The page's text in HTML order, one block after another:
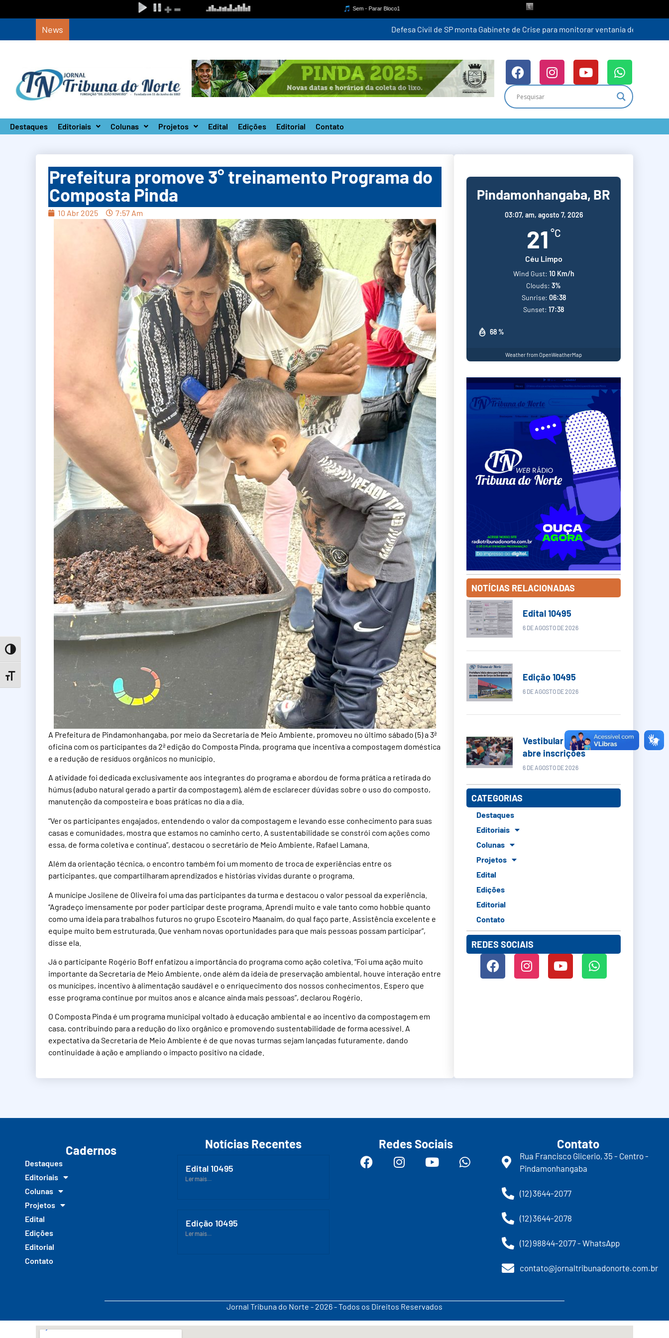
Toggle High Contrast
Toggle Font size
News Defesa Civil de SP monta Gabinete de Crise para monitorar ventania de até 100 km/h a partir desta quinta-feira (6)
Destaques Editoriais Colunas Projetos Edital Edições Editorial Contato
Prefeitura promove 3° treinamento Programa do
Composta Pinda
10 Abr 2025 7:57 Am
A Prefeitura de Pindamonhangaba, por meio da Secretaria de Meio Ambiente, promoveu no último sábado (5) a 3ª
oficina com os participantes da 2ª edição do Composta Pinda, programa que incentiva a compostagem doméstica
e a redução de resíduos orgânicos no município.
A atividade foi dedicada exclusivamente aos integrantes do programa e abordou de forma prática a retirada do
húmus (adubo natural gerado a partir da compostagem), além de esclarecer dúvidas sobre o uso do composto,
manutenção da composteira e boas práticas no dia a dia.
“Ver os participantes engajados, entendendo o valor da compostagem e levando esse conhecimento para suas
casas e comunidades, mostra que estamos no caminho certo. A sustentabilidade se constrói com ações como
essa, de forma coletiva e contínua”, destacou o secretário de Meio Ambiente, Rafael Lamana.
Além da orientação técnica, o encontro também foi um momento de troca de experiências entre os
participantes, que compartilharam aprendizados e histórias vividas durante o programa.
A munícipe Josilene de Oliveira foi uma das participantes da turma e destacou o valor pessoal da experiência.
“Agradeço imensamente por poder participar deste programa. Aprendi muito e vale tanto como hobbie quanto
como uma ideia para trabalhos futuros no grupo Escoteiro Maanaim, do qual faço parte. Assistência excelente e
equipe muito bem estruturada. Que venham novas oportunidades para que mais pessoas possam participar”,
disse ela.
Já o participante Rogério Boff enfatizou a importância do programa como ação coletiva. “Foi uma ação muito
importante da Secretaria de Meio Ambiente, onde além da ideia de preservação ambiental, houve interação entre
os munícipes, incentivo à alimentação saudável e o enriquecimento dos nossos conhecimentos. Espero que
esse programa continue por muitos anos e alcance ainda mais pessoas”, declarou Rogério.
O Composta Pinda é um programa municipal voltado à educação ambiental e ao incentivo da compostagem em
casa, contribuindo para a redução do lixo orgânico e promovendo sustentabilidade de forma acessível. A
expectativa da Secretaria de Meio Ambiente é de que novas turmas sejam lançadas futuramente, dando
continuidade à ação e ampliando o impacto positivo na cidade.
Pindamonhangaba, BR
03:07, am, agosto 7, 2026
21 °C
Céu Limpo
68 %
Wind Gust: 10 Km/h
Clouds: 3%
Sunrise: 06:38
Sunset: 17:38
Weather from OpenWeatherMap
NOTÍCIAS RELACIONADAS
Edital 10495
6 DE AGOSTO DE 2026
Edição 10495
6 DE AGOSTO DE 2026
Vestibular Unicamp
abre inscrições
6 DE AGOSTO DE 2026
CATEGORIAS
Destaques
Editoriais
Colunas
Projetos
Edital
Edições
Editorial
Contato
REDES SOCIAIS
Cadernos
Destaques
Editoriais
Colunas
Projetos
Edital
Edições
Editorial
Contato
Notícias Recentes
Edital 10495
Ler mais...
Edição 10495
Ler mais...
Redes Sociais Contato
Rua Francisco Glicerio, 35 - Centro -
Pindamonhangaba
(12) 3644-2077
(12) 3644-2078
(12) 98844-2077 - WhatsApp
contato@jornaltribunadonorte.com.br
Jornal Tribuna do Norte - 2026 - Todos os Direitos Reservados